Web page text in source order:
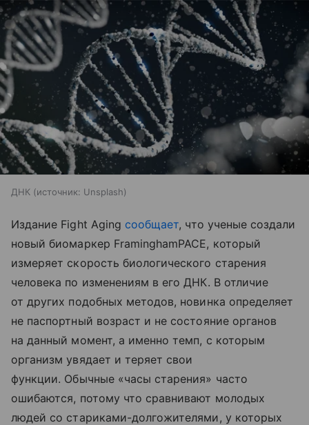
ДНК источник: Unsplash
Издание Fight Aging сообщает, что ученые создали
новый биомаркер FraminghamPACE, который
измеряет скорость биологического старения
человека по изменениям в его ДНК. В отличие
от других подобных методов, новинка определяет
не паспортный возраст и не состояние органов
на данный момент, а именно темп, с которым
организм увядает и теряет свои
функции. Обычные «часы старения» часто
ошибаются, потому что сравнивают молодых
людей со стариками-долгожителями, у которых